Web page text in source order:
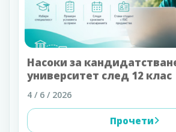
Насоки за
университет след 12 клас
4 / 6 / 2026
Прочети